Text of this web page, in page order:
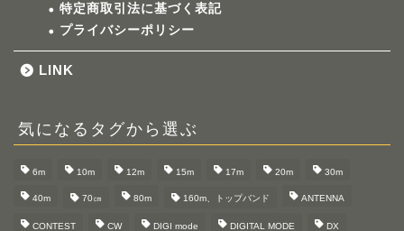
特定商取引法に基づく表記
プライバシーポリシー
LINK
気になるタグから選ぶ
6m 10m 12m 15m 17m 20m 30m
40m 70㎝ 80m 160m、トップバンド ANTENNA
CONTEST CW DIGI mode DIGITAL MODE DX